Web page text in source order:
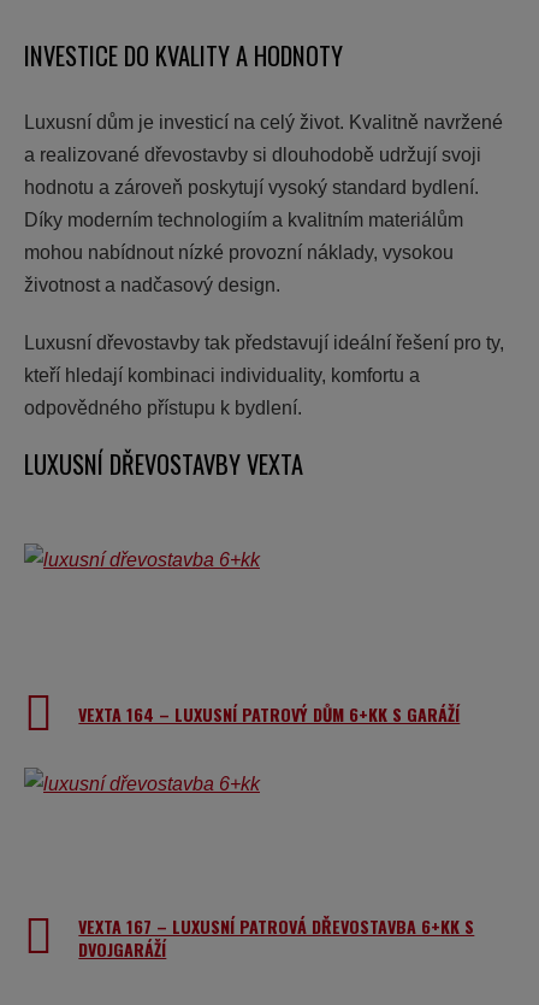
INVESTICE DO KVALITY A HODNOTY
Luxusní dům je investicí na celý život. Kvalitně navržené
a realizované dřevostavby si dlouhodobě udržují svoji
hodnotu a zároveň poskytují vysoký standard bydlení.
Díky moderním technologiím a kvalitním materiálům
mohou nabídnout nízké provozní náklady, vysokou
životnost a nadčasový design.
Luxusní dřevostavby tak představují ideální řešení pro ty,
kteří hledají kombinaci individuality, komfortu a
odpovědného přístupu k bydlení.
LUXUSNÍ DŘEVOSTAVBY VEXTA
VEXTA 164 – LUXUSNÍ PATROVÝ DŮM 6+KK S GARÁŽÍ
VEXTA 167 – LUXUSNÍ PATROVÁ DŘEVOSTAVBA 6+KK S
DVOJGARÁŽÍ